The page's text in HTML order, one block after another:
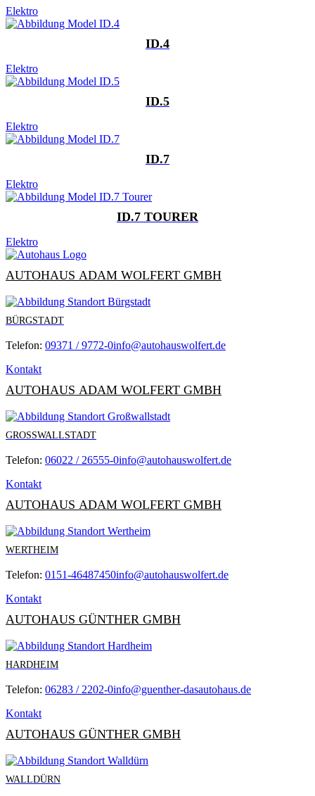
Elektro
ID.4
Elektro
ID.5
Elektro
ID.7
Elektro
ID.7 TOURER
Elektro
AUTOHAUS ADAM WOLFERT GMBH
BÜRGSTADT
Telefon: 09371 / 9772-0info@autohauswolfert.de
Kontakt
AUTOHAUS ADAM WOLFERT GMBH
GROSSWALLSTADT
Telefon: 06022 / 26555-0info@autohauswolfert.de
Kontakt
AUTOHAUS ADAM WOLFERT GMBH
WERTHEIM
Telefon: 0151-46487450info@autohauswolfert.de
Kontakt
AUTOHAUS GÜNTHER GMBH
HARDHEIM
Telefon: 06283 / 2202-0info@guenther-dasautohaus.de
Kontakt
AUTOHAUS GÜNTHER GMBH
WALLDÜRN